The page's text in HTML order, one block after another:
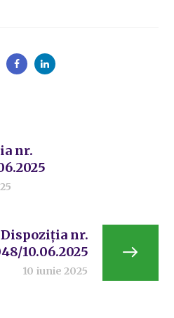
nr.
Dispoziția nr.
10.06.2025
10 iunie 2025